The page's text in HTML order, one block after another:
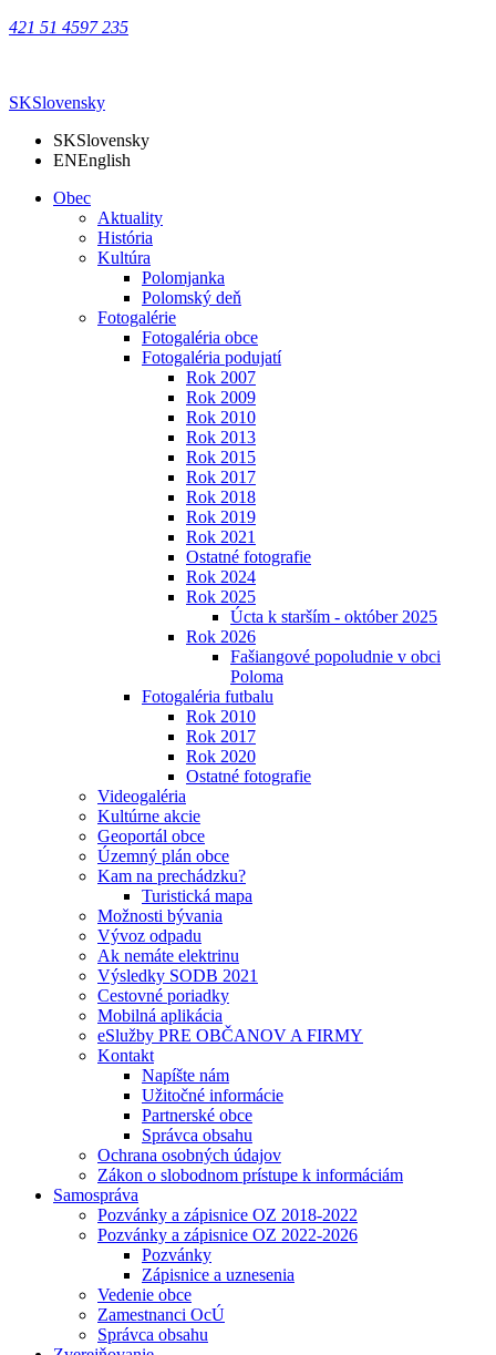
421 51 4597 235
SKSlovensky
SKSlovensky
ENEnglish
Obec
Aktuality
História
Kultúra
Polomjanka
Polomský deň
Fotogalérie
Fotogaléria obce
Fotogaléria podujatí
Rok 2007
Rok 2009
Rok 2010
Rok 2013
Rok 2015
Rok 2017
Rok 2018
Rok 2019
Rok 2021
Ostatné fotografie
Rok 2024
Rok 2025
Úcta k starším - október 2025
Rok 2026
Fašiangové popoludnie v obci
Poloma
Fotogaléria futbalu
Rok 2010
Rok 2017
Rok 2020
Ostatné fotografie
Videogaléria
Kultúrne akcie
Geoportál obce
Územný plán obce
Kam na prechádzku?
Turistická mapa
Možnosti bývania
Vývoz odpadu
Ak nemáte elektrinu
Výsledky SODB 2021
Cestovné poriadky
Mobilná aplikácia
eSlužby PRE OBČANOV A FIRMY
Kontakt
Napíšte nám
Užitočné informácie
Partnerské obce
Správca obsahu
Ochrana osobných údajov
Zákon o slobodnom prístupe k informáciám
Samospráva
Pozvánky a zápisnice OZ 2018-2022
Pozvánky a zápisnice OZ 2022-2026
Pozvánky
Zápisnice a uznesenia
Vedenie obce
Zamestnanci OcÚ
Správca obsahu